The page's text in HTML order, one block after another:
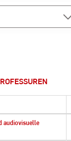
audiovisuelle